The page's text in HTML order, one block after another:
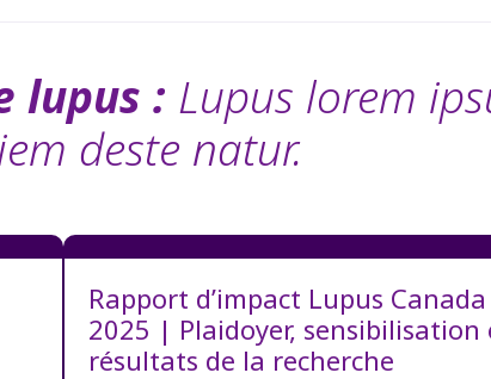
lupus : Lupus lorem
deste natur.
Rapport d’impact Lupus Canada
2025 | Plaidoyer, sensibilisation
résultats de la recherche